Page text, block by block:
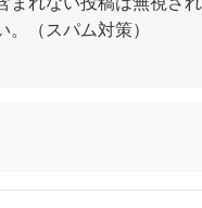
。（スパム対策）